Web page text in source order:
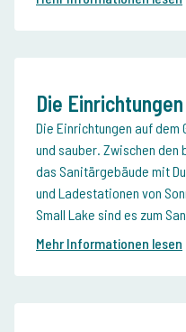
Die Einrichtungen
Die Einrichtungen auf
und sauber. Zwischen
das Sanitärgebäude mit
und Ladestationen von
Small Lake sind es zum
Mehr Informationen lesen